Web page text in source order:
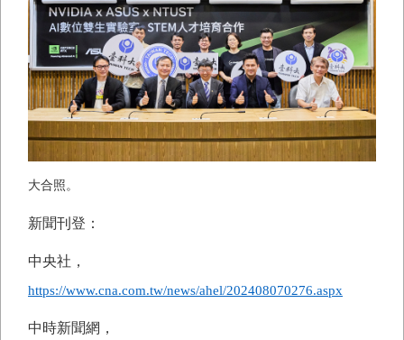
大合照。
新聞刊登：
中央社，
https://www.cna.com.tw/news/ahel/202408070276.aspx
中時新聞網，